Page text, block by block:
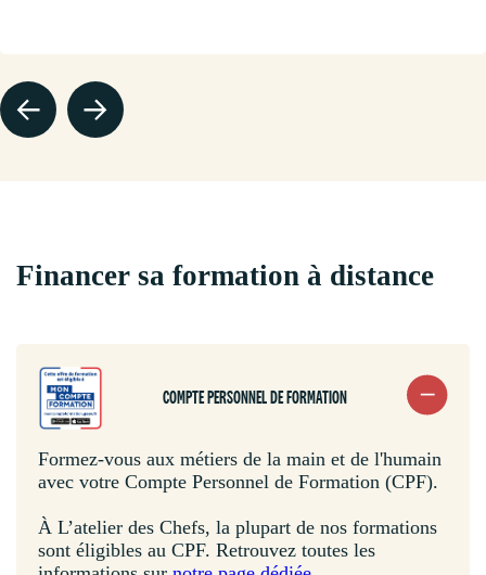
Financer sa formation à distance
COMPTE PERSONNEL DE FORMATION
Formez-vous aux métiers de la main et de l'humain
avec votre Compte Personnel de Formation (CPF).
À L’atelier des Chefs, la plupart de nos formations
sont éligibles au CPF. Retrouvez toutes les